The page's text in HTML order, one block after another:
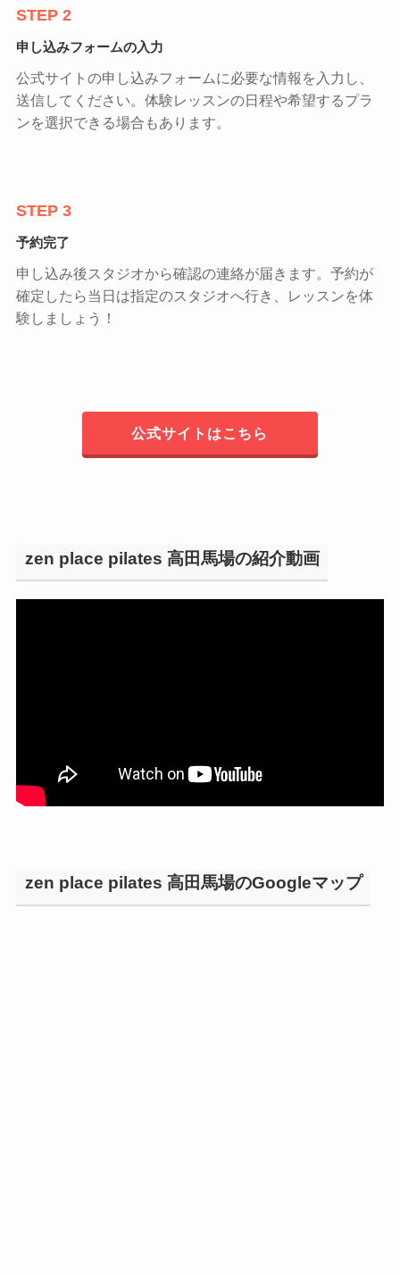
STEP 2
申し込みフォームの入力
公式サイトの申し込みフォームに必要な情報を入力し、
送信してください。体験レッスンの日程や希望するプラ
ンを選択できる場合もあります。
STEP 3
予約完了
申し込み後スタジオから確認の連絡が届きます。予約が
確定したら当日は指定のスタジオへ行き、レッスンを体
験しましょう！
公式サイトはこちら
zen place pilates 高田馬場の紹介動画
zen place pilates 高田馬場のGoogleマップ